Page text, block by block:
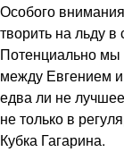
Особого
творить на льду
Потенциально мы
между Евгением
едва ли не
не только в
Кубка Гагарина.